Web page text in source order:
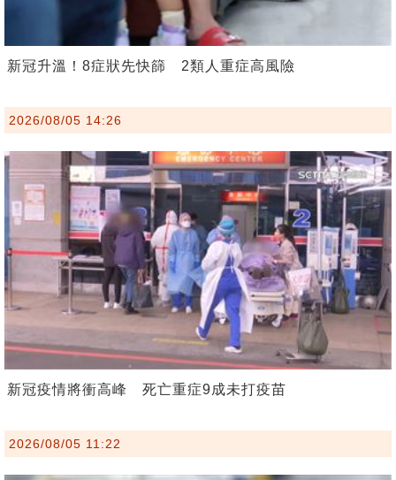
新冠升溫！8症狀先快篩 2類人重症高風險
2026/08/05 14:26
新冠疫情將衝高峰 死亡重症9成未打疫苗
2026/08/05 11:22